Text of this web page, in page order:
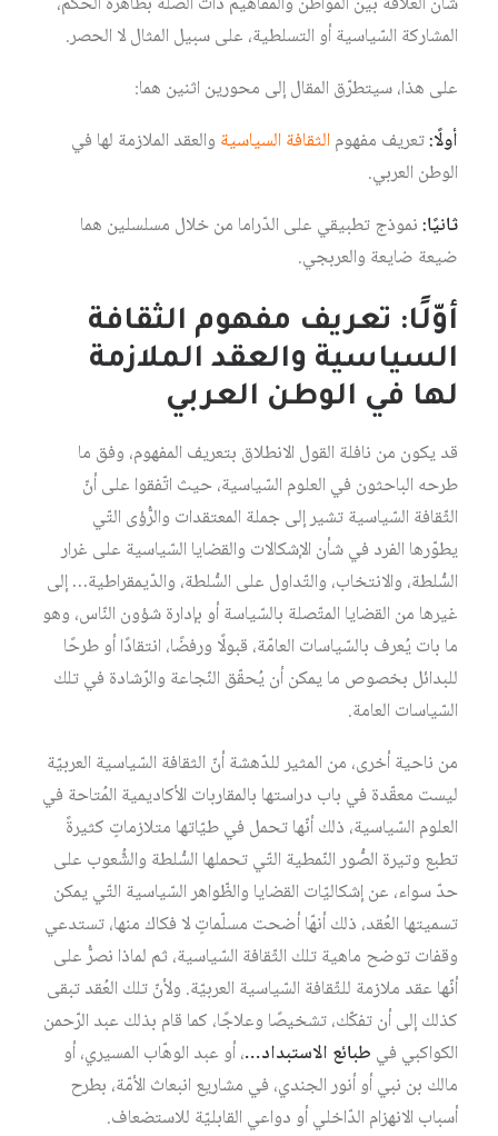
المشاركة السّياسية أو التسلطية، على سبيل المثال لا الحصر.
على هذا، سيتطرّق المقال إلى محورين اثنين هما:
أولًا:تعريف مفهومالثقافة السياسية والعقد الملازمة لها في
الوطن العربي.
ثانيًا:نموذج تطبيقي على الدّراما من خلال مسلسلين هما
ضيعة ضايعة والعربجي.
أوّلًا: تعريف مفهوم الثقافة
السياسية والعقد الملازمة
لها في الوطن العربي
قد يكون من نافلة القول الانطلاق بتعريف المفهوم، وفق ما
طرحه الباحثون في العلوم السّياسية، حيث اتّفقوا على أنّ
الثّقافة السّياسية تشير إلى جملة المعتقدات والرُّؤى التّي
يطوّرها الفرد في شأن الإشكالات والقضايا السّياسية على غرار
السُّلطة، والانتخاب، والتّداول على السُّلطة، والدّيمقراطية… إلى
غيرها من القضايا المتّصلة بالسّياسة أو بإدارة شؤون النّاس، وهو
ما بات يُعرف بالسّياسات العامّة، قبولًا ورفضًا، انتقادًا أو طرحًا
للبدائل بخصوص ما يمكن أن يُحقّق النّجاعة والرّشادة في تلك
السّياسات العامة.
من ناحية أخرى، من المثير للدّهشة أنّ الثقافة السّياسية العربيّة
ليست معقّدة في باب دراستها بالمقاربات الأكاديمية المُتاحة في
العلوم السّياسية، ذلك أنّها تحمل في طيّاتها متلازماتٍ كثيرةً
تطبع وتيرة الصُّور النّمطية التّي تحملها السُّلطة والشُّعوب على
حدّ سواء، عن إشكاليّات القضايا والظّواهر السّياسية التّي يمكن
تسميتها العُقد، ذلك أنهّا أضحت مسلّماتٍ لا فكاك منها، تستدعي
وقفات توضح ماهية تلك الثّقافة السّياسية، ثم لماذا نصرُّ على
أنّها عقد ملازمة للثّقافة السّياسية العربيّة. ولأنّ تلك العُقد تبقى
كذلك إلى أن تفكّك، تشخيصًا وعلاجًا، كما قام بذلك عبد الرّحمن
الكواكبي في طبائع الاستبداد…، أو عبد الوهّاب المسيري، أو
مالك بن نبي أو أنور الجندي، في مشاريع انبعاث الأمّة، بطرح
أسباب الانهزام الدّاخلي أو دواعي القابليّة للاستضعاف.